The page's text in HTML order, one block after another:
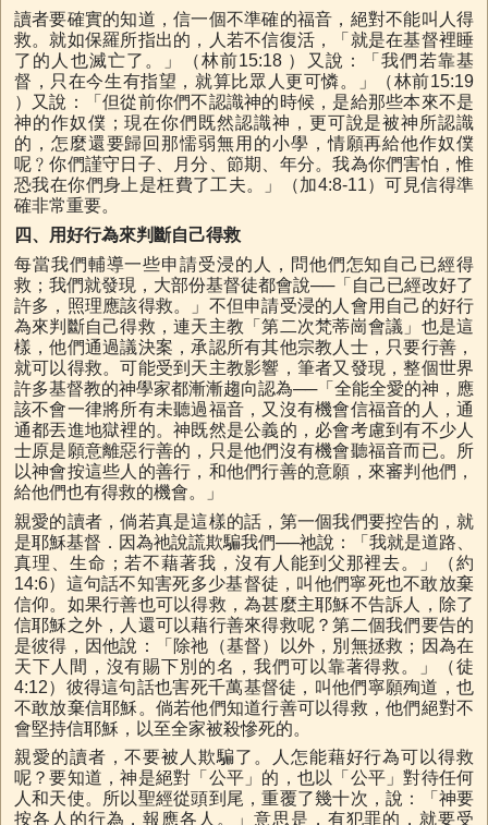
讀者要確實的知道，信一個不準確的福音，絕對不能叫人得
救。就如保羅所指出的，人若不信復活，「就是在基督裡睡
了的人也滅亡了。」（林前15:18 ）又說：「我們若靠基
督，只在今生有指望，就算比眾人更可憐。」（林前15:19
）又說：「但從前你們不認識神的時候，是給那些本來不是
神的作奴僕；現在你們既然認識神，更可說是被神所認識
的，怎麼還要歸回那懦弱無用的小學，情願再給他作奴僕
呢﹖你們謹守日子、月分、節期、年分。我為你們害怕，惟
恐我在你們身上是枉費了工夫。」（加4:8-11）可見信得準
確非常重要。
四、用好行為來判斷自己得救
每當我們輔導一些申請受浸的人，問他們怎知自己已經得
救；我們就發現，大部份基督徒都會說──「自己已經改好了
許多，照理應該得救。」不但申請受浸的人會用自己的好行
為來判斷自己得救，連天主教「第二次梵蒂崗會議」也是這
樣，他們通過議決案，承認所有其他宗教人士，只要行善，
就可以得救。可能受到天主教影響，筆者又發現，整個世界
許多基督教的神學家都漸漸趨向認為──「全能全愛的神，應
該不會一律將所有未聽過福音，又沒有機會信福音的人，通
通都丟進地獄裡的。神既然是公義的，必會考慮到有不少人
士原是願意離惡行善的，只是他們沒有機會聽福音而已。所
以神會按這些人的善行，和他們行善的意願，來審判他們，
給他們也有得救的機會。」
親愛的讀者，倘若真是這樣的話，第一個我們要控告的，就
是耶穌基督．因為祂說謊欺騙我們──祂說：「我就是道路、
真理、生命；若不藉著我，沒有人能到父那裡去。」（約
14:6）這句話不知害死多少基督徒，叫他們寧死也不敢放棄
信仰。如果行善也可以得救，為甚麼主耶穌不告訴人，除了
信耶穌之外，人還可以藉行善來得救呢？第二個我們要告的
是彼得，因他說：「除祂（基督）以外，別無拯救；因為在
天下人間，沒有賜下別的名，我們可以靠著得救。」（徒
4:12）彼得這句話也害死千萬基督徒，叫他們寧願殉道，也
不敢放棄信耶穌。倘若他們知道行善可以得救，他們絕對不
會堅持信耶穌，以至全家被殺慘死的。
親愛的讀者，不要被人欺騙了。人怎能藉好行為可以得救
呢？要知道，神是絕對「公平」的，也以「公平」對待任何
人和天使。所以聖經從頭到尾，重覆了幾十次，說：「神要
按各人的行為，報應各人。」意思是，有犯罪的，就要受